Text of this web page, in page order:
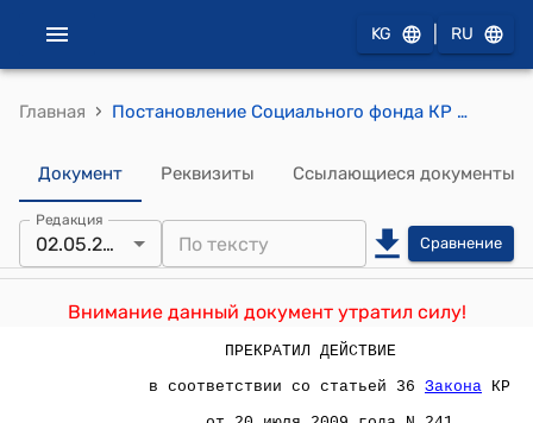
KG RU
Главная › Постановление Социального фонда КР от 2 мая 2003 года № 41 "Об утверждении Процедуры приема и учета зерна продовольственной пшеницы от плательщиков-производителей сельскохозяйственной продукции в счет страховых взносов по государственному социальному страхованию"
Документ Реквизиты Ссылающиеся документы
Редакция
02.05.2003 Сравнение
Внимание данный документ утратил силу!